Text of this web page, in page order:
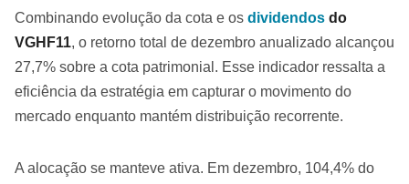
Combinando evolução da cota e os dividendos do
VGHF11, o retorno total de dezembro anualizado alcançou
27,7% sobre a cota patrimonial. Esse indicador ressalta a
eficiência da estratégia em capturar o movimento do
mercado enquanto mantém distribuição recorrente.
A alocação se manteve ativa. Em dezembro, 104,4% do